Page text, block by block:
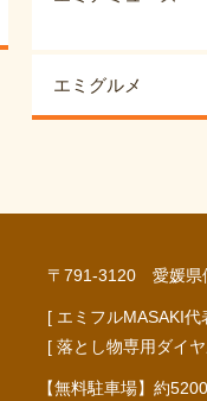
エミグルメ
〒791-3120 愛媛県
[ エミフルMASAKI
[ 落とし物専用ダイ
【無料駐車場】約